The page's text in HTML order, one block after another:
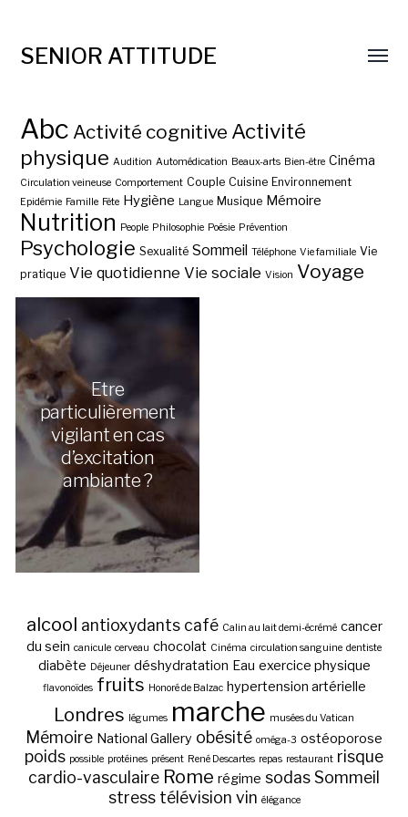
SENIOR ATTITUDE
Abc Activité cognitive Activité
physique Audition Automédication Beaux-arts Bien-être Cinéma
Circulation veineuse Comportement Couple Cuisine Environnement
Epidémie Famille Fête Hygiène Langue Musique Mémoire
Nutrition People Philosophie Poésie Prévention
Psychologie Sexualité Sommeil Téléphone Vie familiale Vie
pratique Vie quotidienne Vie sociale Vision Voyage
Etre
particulièrement
vigilant en cas
d’excitation
ambiante ?
alcool antioxydants café Calin au lait demi-écrémé cancer
du sein canicule cerveau chocolat Cinéma circulation sanguine dentiste
diabète Déjeuner déshydratation Eau exercice physique
flavonoïdes fruits Honoré de Balzac hypertension artérielle
Londres légumes marche musées du Vatican
Mémoire National Gallery obésité oméga-3 ostéoporose
poids possible protéines présent René Descartes repas restaurant risque
cardio-vasculaire Rome régime sodasSommeil
stress télévision vin élégance